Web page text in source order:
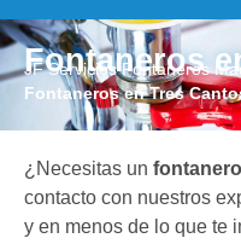
Fontaneros
JF Servicios Fontaneros
Fontaneros en Tres
¿Necesitas un
contacto con nuestros
y en menos de lo que te